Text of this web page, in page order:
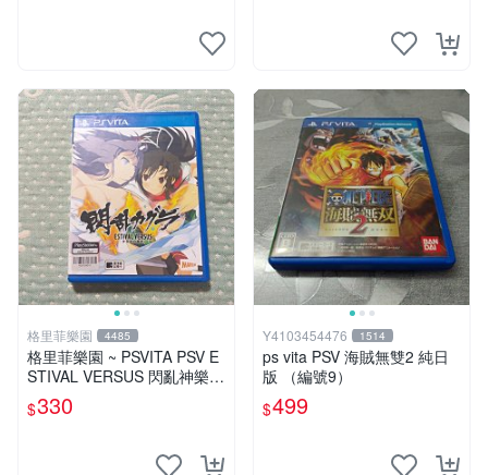
格里菲樂園 4485
格里菲樂園 ~ PSVITA PSV E
STIVAL VERSUS 閃亂神樂
少女們的抉擇 日文版
$330
Y4103454476 1514
ps vita PSV 海賊無雙2 純日
版 （編號9）
$499